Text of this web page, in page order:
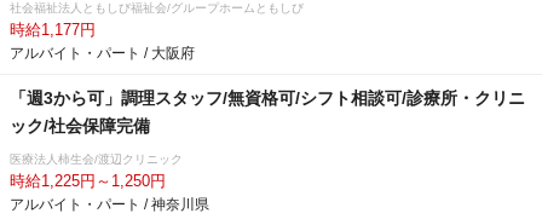
社会福祉法人ともしび福祉会/グループホームともしび
時給1,177円
アルバイト・パート / 大阪府
「週3から可」調理スタッフ/無資格可/シフト相談可/診療所・クリニ
ック/社会保障完備
医療法人柿生会/渡辺クリニック
時給1,225円～1,250円
アルバイト・パート / 神奈川県